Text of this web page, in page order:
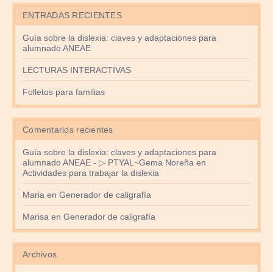
ENTRADAS RECIENTES
Guía sobre la dislexia: claves y adaptaciones para
alumnado ANEAE
LECTURAS INTERACTIVAS
Folletos para familias
Comentarios recientes
Guía sobre la dislexia: claves y adaptaciones para
alumnado ANEAE - ▷ PTYAL~Gema Noreña en
Actividades para trabajar la dislexia
Maria en Generador de caligrafía
Marisa en Generador de caligrafía
Archivos